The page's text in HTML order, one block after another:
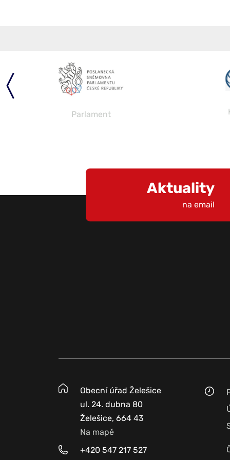
Parlament
Aktuality
na email
Obecní úřad Želešice
ul. 24. dubna 80
Želešice, 664 43
Na mapě
+420 547 217 527